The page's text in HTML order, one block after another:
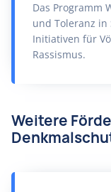
Das Programm
und Toleranz in
Initiativen für
Rassismus.
Weitere